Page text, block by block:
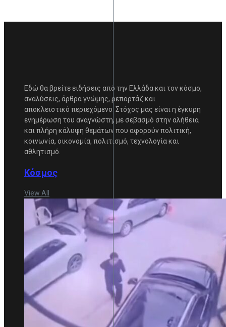
Εδώ θα βρείτε ειδήσεις από την Ελλάδα και τον κόσμο,
αναλύσεις, άρθρα γνώμης, ρεπορτάζ και
αποκλειστικό περιεχόμενο. Στόχος μας είναι η έγκυρη
ενημέρωση του αναγνώστη, με σεβασμό στην αλήθεια
και πλήρη κάλυψη θεμάτων που αφορούν πολιτική,
κοινωνία, οικονομία, πολιτισμό, τεχνολογία και
αθλητισμό.
Κόσμος
View All